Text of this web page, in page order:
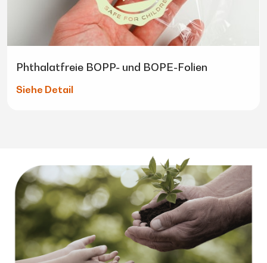
Phthalatfreie BOPP- und BOPE-Folien
Siehe Detail